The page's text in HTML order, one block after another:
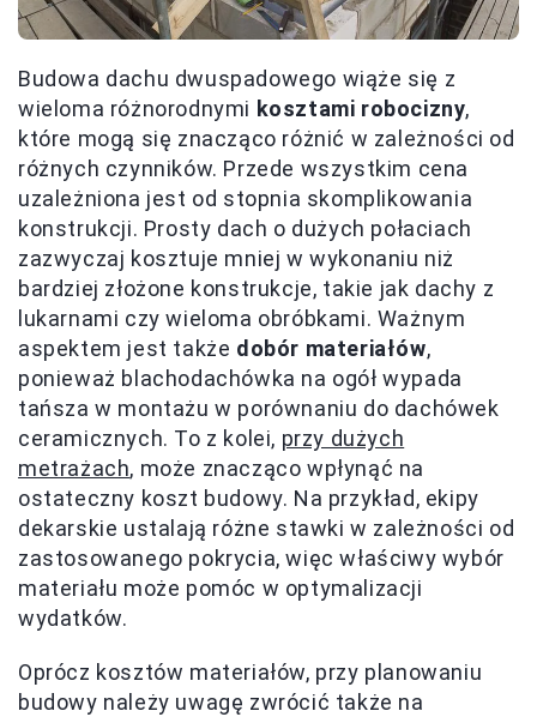
Budowa dachu dwuspadowego wiąże się z
wieloma różnorodnymi kosztami robocizny,
które mogą się znacząco różnić w zależności od
różnych czynników. Przede wszystkim cena
uzależniona jest od stopnia skomplikowania
konstrukcji. Prosty dach o dużych połaciach
zazwyczaj kosztuje mniej w wykonaniu niż
bardziej złożone konstrukcje, takie jak dachy z
lukarnami czy wieloma obróbkami. Ważnym
aspektem jest także dobór materiałów,
ponieważ blachodachówka na ogół wypada
tańsza w montażu w porównaniu do dachówek
ceramicznych. To z kolei, przy dużych
metrażach, może znacząco wpłynąć na
ostateczny koszt budowy. Na przykład, ekipy
dekarskie ustalają różne stawki w zależności od
zastosowanego pokrycia, więc właściwy wybór
materiału może pomóc w optymalizacji
wydatków.
Oprócz kosztów materiałów, przy planowaniu
budowy należy uwagę zwrócić także na